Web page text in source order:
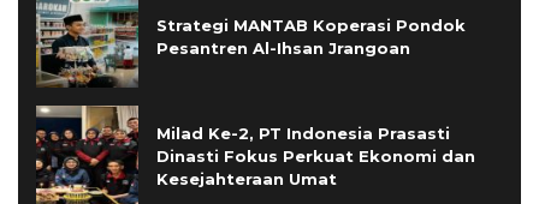
Strategi MANTAB Koperasi Pondok
Pesantren Al-Ihsan Jrangoan
Milad Ke-2, PT Indonesia Prasasti
Dinasti Fokus Perkuat Ekonomi dan
Kesejahteraan Umat